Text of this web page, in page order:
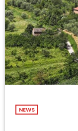
NEWS